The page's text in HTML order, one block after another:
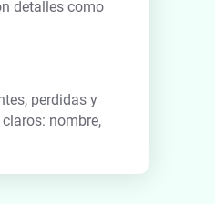
detalles como
perdidas y
nombre,